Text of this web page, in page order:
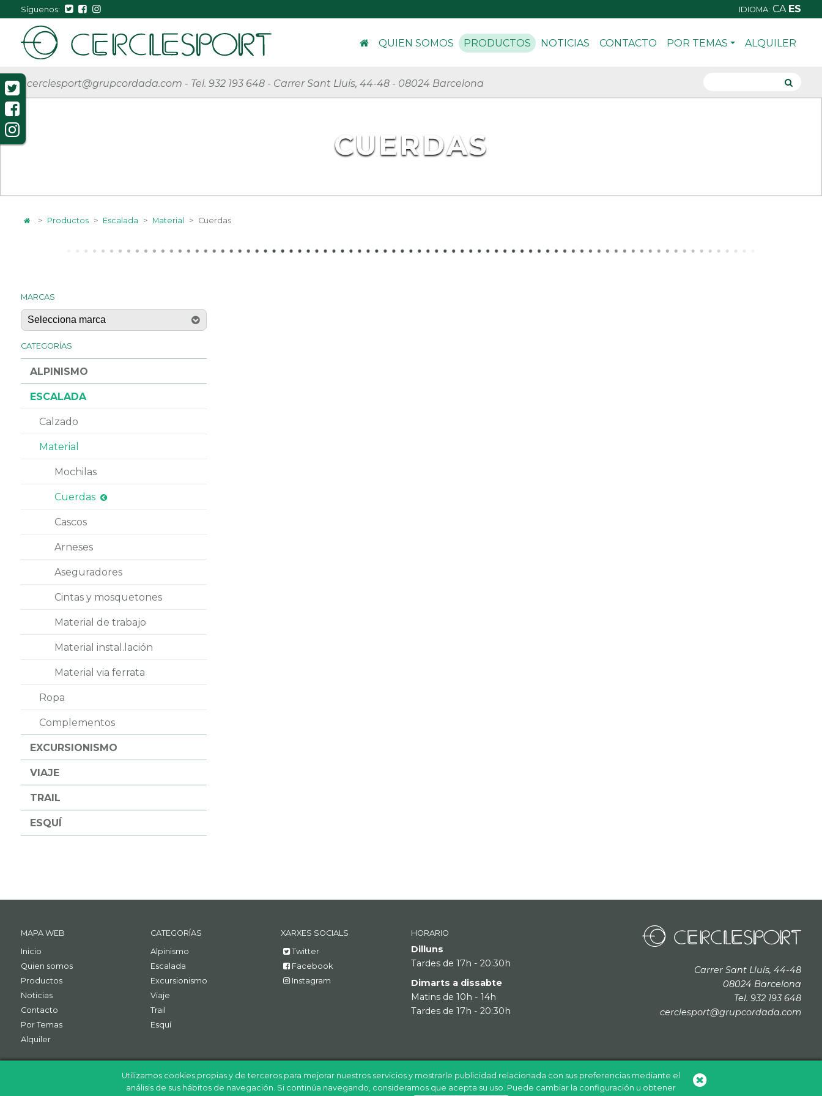
Utilizamos cookies propias y de terceros para mejorar nuestros servicios y mostrarle publicidad relacionada con sus preferencias mediante el
análisis de sus hábitos de navegación. Si continúa navegando, consideramos que acepta su uso. Puede cambiar la configuración u obtener
Síguenos: IDIOMA: CA ES
QUIEN SOMOS PRODUCTOS NOTICIAS CONTACTO POR TEMAS ALQUILER
cerclesport@grupcordada.com - Tel. 932 193 648 - Carrer Sant Lluís, 44-48 - 08024 Barcelona
CUERDAS
> Productos > Escalada > Material > Cuerdas
MARCAS
CATEGORÍAS
ALPINISMO
ESCALADA
Calzado
Material
Mochilas
Cuerdas
Cascos
Arneses
Aseguradores
Cintas y mosquetones
Material de trabajo
Material instal.lación
Material via ferrata
Ropa
Complementos
EXCURSIONISMO
VIAJE
TRAIL
ESQUÍ
MAPA WEB
Inicio
Quien somos
Productos
Noticias
Contacto
Por Temas
Alquiler
CATEGORÍAS
Alpinismo
Escalada
Excursionismo
Viaje
Trail
Esquí
XARXES SOCIALS
Twitter
Facebook
Instagram
HORARIO
Dilluns
Tardes de 17h - 20:30h
Dimarts a dissabte
Matins de 10h - 14h
Tardes de 17h - 20:30h
Carrer Sant Lluís, 44-48
08024 Barcelona
Tel. 932 193 648
cerclesport@grupcordada.com